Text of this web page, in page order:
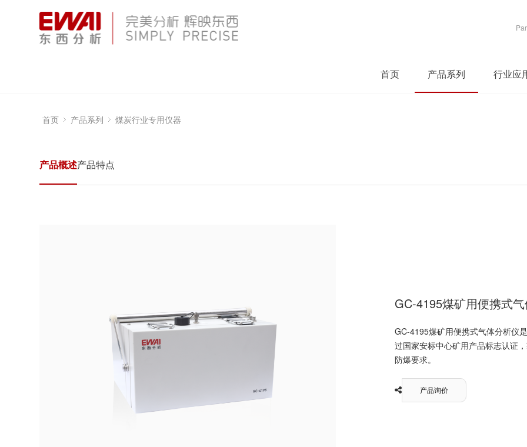
首页 产品系列 行业应
首页 产品系列 煤炭行业专用仪器
产品概述产品特点
GC-4195煤矿用便携式
GC-4195煤矿用便携式气体分析仪
过国家安标中心矿用产品标志认证
防爆要求。
产品询价